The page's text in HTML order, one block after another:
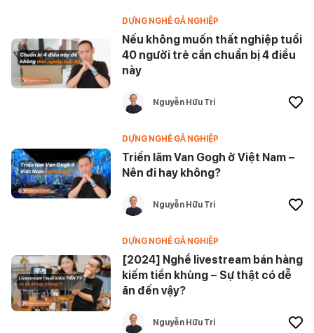
DỰNG NGHỀ GẢ NGHIỆP
Nếu không muốn thất nghiệp tuổi
40 người trẻ cần chuẩn bị 4 điều
này
Nguyễn Hữu Trí
DỰNG NGHỀ GẢ NGHIỆP
Triển lãm Van Gogh ở Việt Nam –
Nên đi hay không?
Nguyễn Hữu Trí
DỰNG NGHỀ GẢ NGHIỆP
[2024] Nghề livestream bán hàng
kiếm tiền khủng – Sự thật có dễ
ăn đến vậy?
Nguyễn Hữu Trí